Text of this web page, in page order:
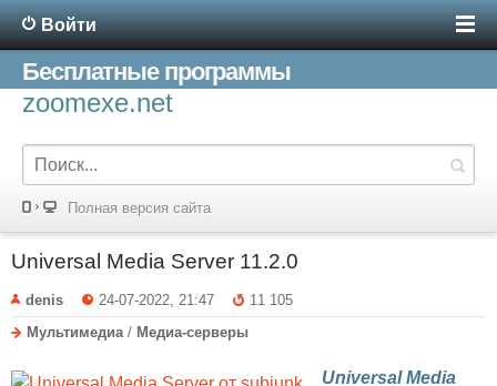
Войти
Бесплатные программы
zoomexe.net
Полная версия сайта
Universal Media Server 11.2.0
denis 24-07-2022, 21:47
11 105
Мультимедиа / Медиа-серверы
Universal Media